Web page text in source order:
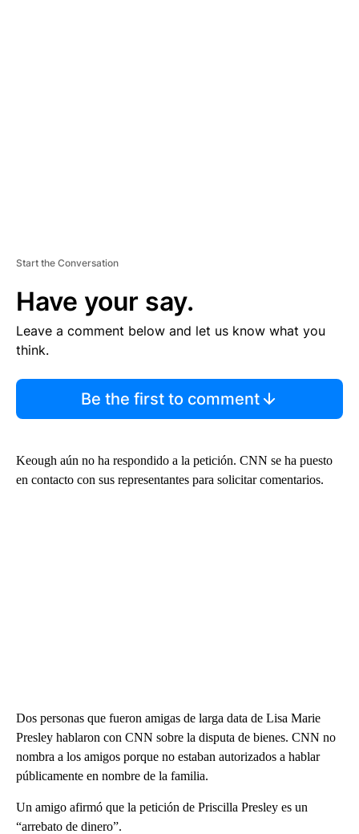
Start the Conversation
Have your say.
Leave a comment below and let us know what you
think.
Be the first to comment
Keough aún no ha respondido a la petición. CNN se ha puesto
en contacto con sus representantes para solicitar comentarios.
Dos personas que fueron amigas de larga data de Lisa Marie
Presley hablaron con CNN sobre la disputa de bienes. CNN no
nombra a los amigos porque no estaban autorizados a hablar
públicamente en nombre de la familia.
Un amigo afirmó que la petición de Priscilla Presley es un
“arrebato de dinero”.